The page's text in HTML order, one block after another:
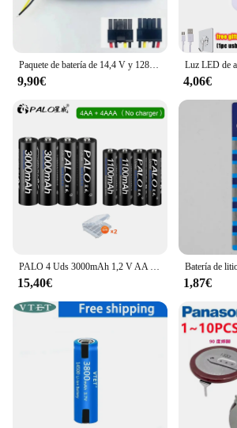
Paquete de batería de 14,4 V y 12800mAh para Robot aspirador, accesorios para CECOTEC CONGA 100%, 3090, 3091, 3092, 1690, 1890, 2090, 2290
9,90€ 4,06€
PALO 4 Uds 3000mAh 1,2 V AA baterías recargables + 4 Uds 1100mAh 1,2 V AAA batería NI-MH AA AAA batería recargable para cámara de juguete
15,40€ 1,87€